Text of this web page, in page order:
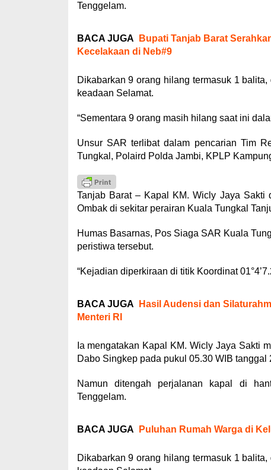
Tenggelam.
BACA JUGA
Bupati Tanjab Barat
Kecelakaan di Neb#9
Dikabarkan 9 orang hilang termasuk 1
keadaan Selamat.
“Sementara 9 orang masih hilang saat ini
Unsur SAR terlibat dalam pencarian Tim
Tungkal, Polaird Polda Jambi, KPLP
Tanjab Barat – Kapal KM. Wicly Jaya Sakti
Ombak di sekitar perairan Kuala Tungkal
Humas Basarnas, Pos Siaga SAR Kuala
peristiwa tersebut.
“Kejadian diperkiraan di titik Koordinat
BACA JUGA
Hasil Audensi dan
Menteri RI
Ia mengatakan Kapal KM. Wicly Jaya Sakti
Dabo Singkep pada pukul 05.30 WIB tanggal
Namun ditengah perjalanan kapal di
Tenggelam.
BACA JUGA Puluhan Rumah Warga di
Dikabarkan 9 orang hilang termasuk 1